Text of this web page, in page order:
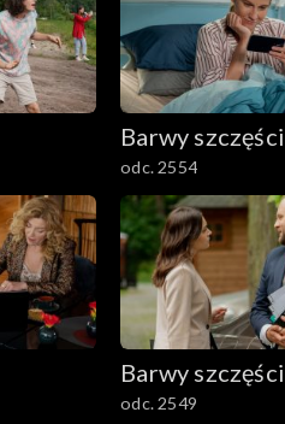
Barwy
odc. 2554
Barwy
odc. 2549